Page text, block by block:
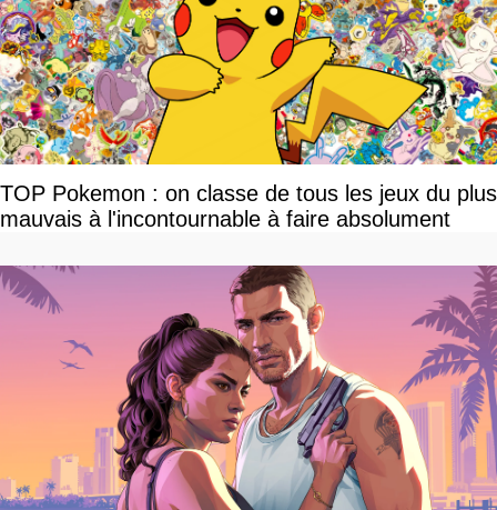
TOP Pokemon : on classe de tous les jeux du plus
mauvais à l'incontournable à faire absolument